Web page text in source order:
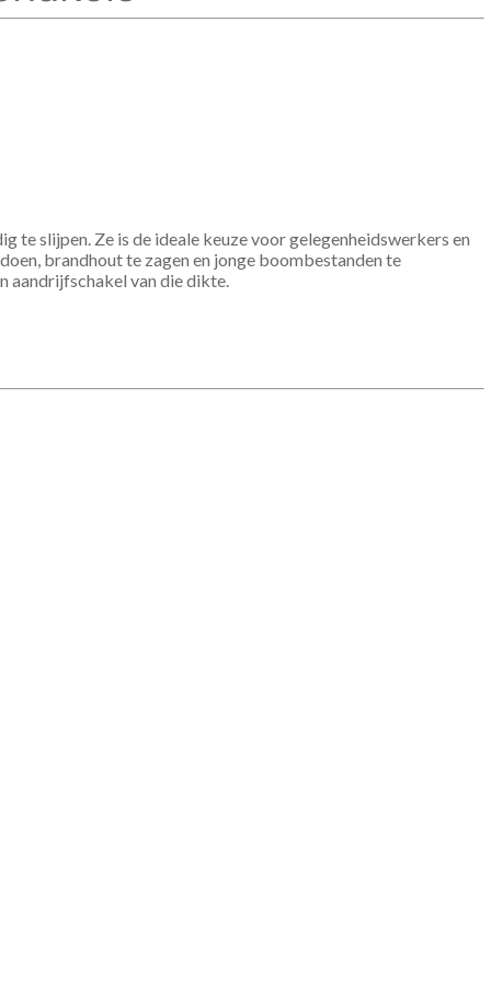
slijpen. Ze is de ideale keuze voor gelegenheidswerkers en
brandhout te zagen en jonge boombestanden te
aandrijfschakel van die dikte.